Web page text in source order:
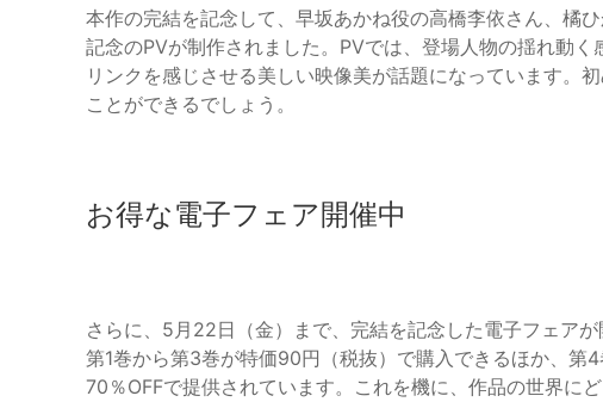
本作の完結を記念して、早坂あかね役の高橋李依さん、橘
記念のPVが制作されました。PVでは、登場人物の揺れ動
リンクを感じさせる美しい映像美が話題になっています。
ことができるでしょう。
お得な電子フェア開催中
さらに、5月22日（金）まで、完結を記念した電子フェア
第1巻から第3巻が特価90円（税抜）で購入できるほか、第
70％OFFで提供されています。これを機に、作品の世界に